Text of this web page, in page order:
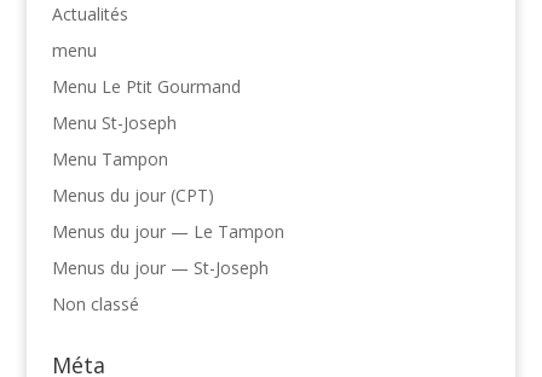
Actualités
menu
Menu Le Ptit Gourmand
Menu St-Joseph
Menu Tampon
Menus du jour (CPT)
Menus du jour — Le Tampon
Menus du jour — St-Joseph
Non classé
Méta